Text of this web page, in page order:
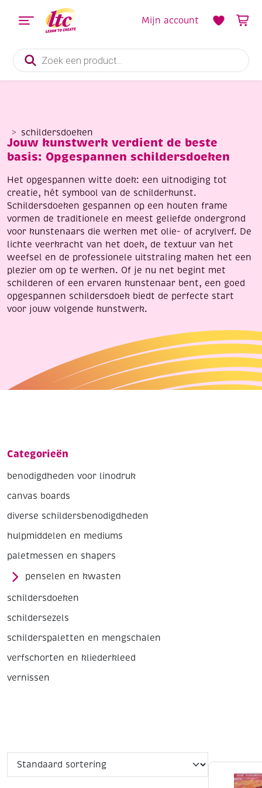
Producten
zoeken
Mijn account
schildersdoeken
Jouw kunstwerk verdient de beste
basis: Opgespannen schildersdoeken
Het opgespannen witte doek: een uitnodiging tot
creatie, hét symbool van de schilderkunst.
Schildersdoeken gespannen op een houten frame
vormen de traditionele en meest geliefde ondergrond
voor kunstenaars die werken met olie- of acrylverf. De
lichte veerkracht van het doek, de textuur van het
weefsel en de professionele uitstraling maken het een
plezier om op te werken. Of je nu net begint met
schilderen of een ervaren kunstenaar bent, een goed
opgespannen schildersdoek biedt de perfecte start
voor jouw volgende kunstwerk.
Categorieën
benodigdheden voor linodruk
canvas boards
diverse schildersbenodigdheden
hulpmiddelen en mediums
paletmessen en shapers
penselen en kwasten
schildersdoeken
schildersezels
schilderspaletten en mengschalen
verfschorten en kliederkleed
vernissen